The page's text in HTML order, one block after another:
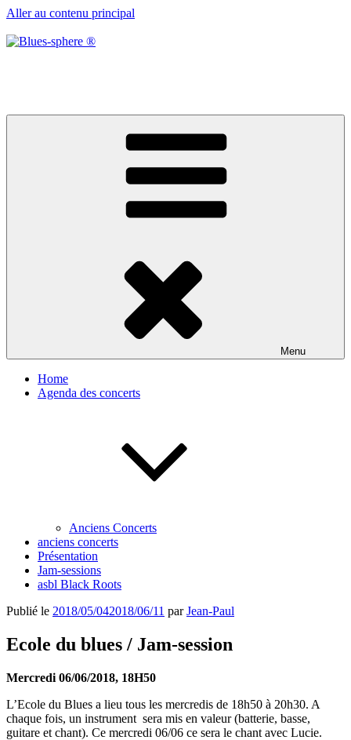
Aller au contenu principal
Menu
Home
Agenda des concerts
Anciens Concerts
anciens concerts
Présentation
Jam-sessions
asbl Black Roots
Publié le 2018/05/042018/06/11 parJean-Paul
Ecole du blues / Jam-session
Mercredi 06/06/2018, 18H50
L’Ecole du Blues a lieu tous les mercredis de 18h50 à 20h30. A
chaque fois, un instrument sera mis en valeur (batterie, basse,
guitare et chant). Ce mercredi 06/06 ce sera le chant avec Lucie.